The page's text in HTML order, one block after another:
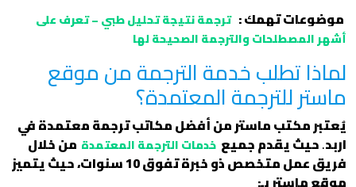
موضوعات تهمك : ترجمة نتيجة تحليل طبي – تعرف على
أشهر المصطلحات والترجمة الصحيحة لها
لماذا تطلب خدمة الترجمة من موقع
ماستر للترجمة المعتمدة؟
يُعتبر مكتب ماستر من أفضل مكاتب ترجمة معتمدة في
اربد.حيث يقدم جميع خدمات الترجمة المعتمدة من خلال
فريق عمل متخصص ذو خبرة تفوق 10 سنوات، حيث يتميز
موقع ماستر بـ: